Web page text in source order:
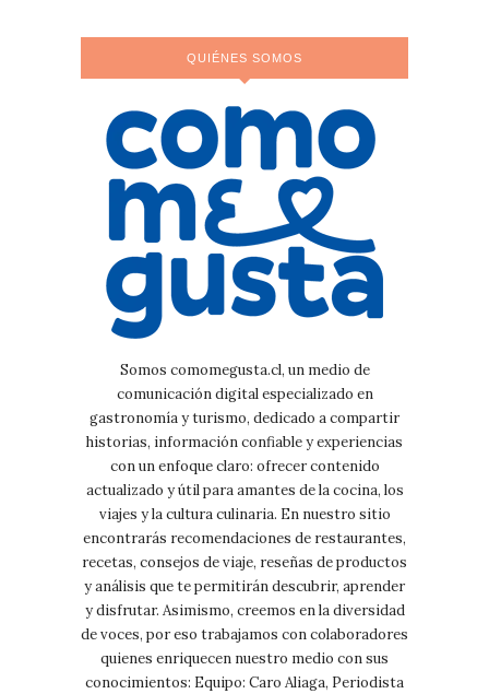
QUIÉNES SOMOS
Somos comomegusta.cl, un medio de
comunicación digital especializado en
gastronomía y turismo, dedicado a compartir
historias, información confiable y experiencias
con un enfoque claro: ofrecer contenido
actualizado y útil para amantes de la cocina, los
viajes y la cultura culinaria. En nuestro sitio
encontrarás recomendaciones de restaurantes,
recetas, consejos de viaje, reseñas de productos
y análisis que te permitirán descubrir, aprender
y disfrutar. Asimismo, creemos en la diversidad
de voces, por eso trabajamos con colaboradores
quienes enriquecen nuestro medio con sus
conocimientos: Equipo: Caro Aliaga, Periodista